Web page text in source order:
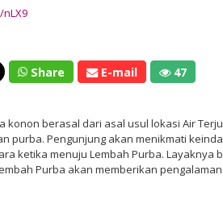
Share E-mail 47
konon berasal dari asal usul lokasi Air
purba. Pengunjung akan menikmati
ketika menuju Lembah Purba.
Purba akan memberikan